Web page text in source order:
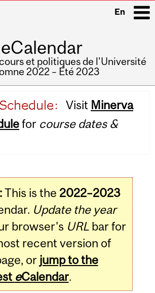
En
eCalendar
et politiques de l'Université
2022 – Été 2023
Visit Minerva
for course dates &
This is the 2022–2023
Update the year
browser's URLbar for
recent version of
or jump to the
eCalendar.